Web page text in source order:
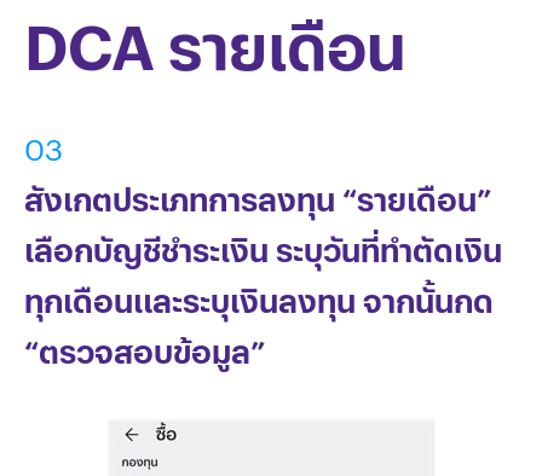
DCA รายเดือน
03
สังเกตประเภทการลงทุน “รายเดือน”
เลือกบัญชีชำระเงิน ระบุวันที่ทำตัดเงิน
ทุกเดือนและระบุเงินลงทุน จากนั้นกด
“ตรวจสอบข้อมูล”